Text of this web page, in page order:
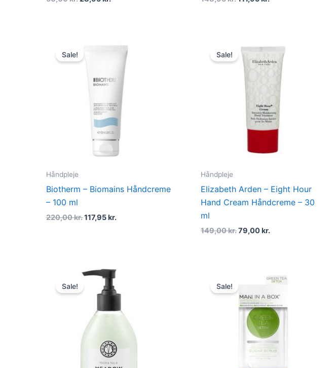
Sale!
Håndpleje
Biotherm – Biomains Håndcreme
– 100 ml
220,00kr.117,95kr.
price
117,95 kr..
Sale!
Håndpleje
Elizabeth Arden – Eight Hour
Hand Cream Håndcreme – 30
ml
149,00kr.
was:
149,00 kr..
79,00kr.
is:
79,00 kr..
Sale!
Original
was:
Current
is:
Sale!
was:
65,00 kr..
price
39,00 kr..